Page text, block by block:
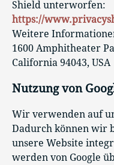
Shield unterworfen:
https://
Weitere
1600 Amphitheater
California 94043, USA
Nutzung von
Wir verwenden auf
Dadurch können wir
unsere Website
werden von Google